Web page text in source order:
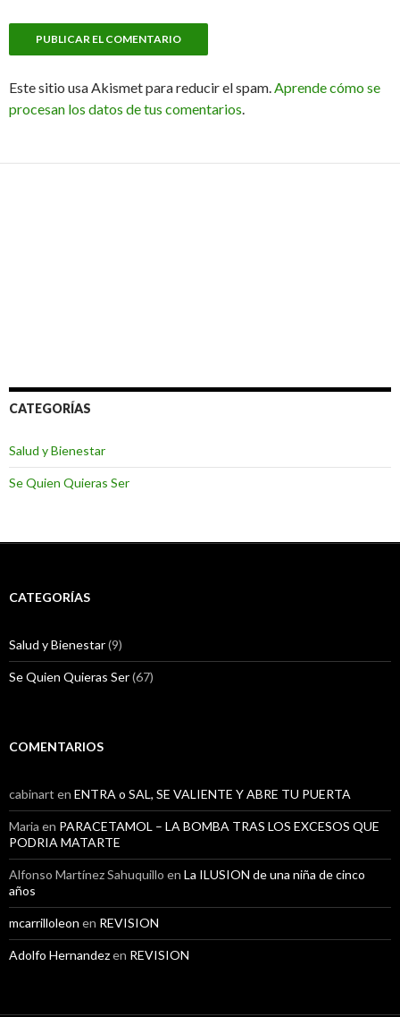
Este sitio usa Akismet para reducir el spam. Aprende cómo se
procesan los datos de tus comentarios
CATEGORÍAS
Salud y Bienestar
Se Quien Quieras Ser
CATEGORÍAS
Salud y Bienestar(9)
Se Quien Quieras Ser(67)
COMENTARIOS
cabinart en ENTRA o SAL, SE VALIENTE Y ABRE TU PUERTA
Maria en PARACETAMOL – LA BOMBA TRAS LOS EXCESOS QUE
PODRIA MATARTE
Alfonso Martínez Sahuquillo en La ILUSION de una niña de cinco
años
mcarrilloleon en REVISION
Adolfo Hernandezen REVISION